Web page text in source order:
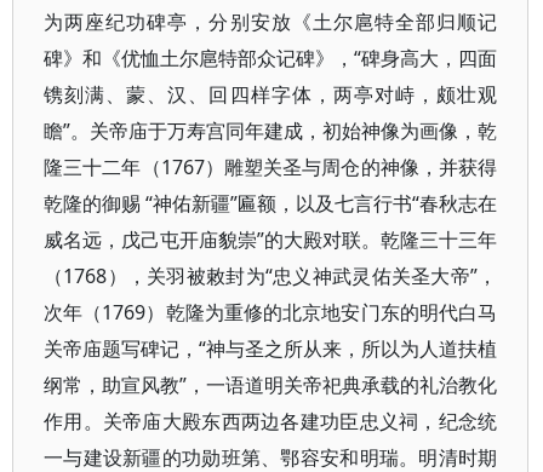
为两座纪功碑亭，分别安放《土尔扈特全部归顺记
碑》和《优恤土尔扈特部众记碑》，“碑身高大，四面
镌刻满、蒙、汉、回四样字体，两亭对峙，颇壮观
瞻”。关帝庙于万寿宫同年建成，初始神像为画像，乾
隆三十二年（1767）雕塑关圣与周仓的神像，并获得
乾隆的御赐 “神佑新疆”匾额，以及七言行书“春秋志在
威名远，戊己屯开庙貌崇”的大殿对联。乾隆三十三年
（1768），关羽被敕封为“忠义神武灵佑关圣大帝”，
次年（1769）乾隆为重修的北京地安门东的明代白马
关帝庙题写碑记，“神与圣之所从来，所以为人道扶植
纲常，助宣风教”，一语道明关帝祀典承载的礼治教化
作用。关帝庙大殿东西两边各建功臣忠义祠，纪念统
一与建设新疆的功勋班第、鄂容安和明瑞。明清时期